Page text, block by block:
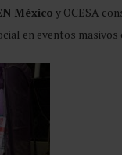
México y OCESA
en eventos